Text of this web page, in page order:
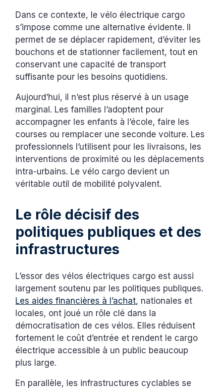
Dans ce contexte, le vélo électrique cargo
s’impose comme une alternative évidente. Il
permet de se déplacer rapidement, d’éviter les
bouchons et de stationner facilement, tout en
conservant une capacité de transport
suffisante pour les besoins quotidiens.
Aujourd’hui, il n’est plus réservé à un usage
marginal. Les familles l’adoptent pour
accompagner les enfants à l’école, faire les
courses ou remplacer une seconde voiture. Les
professionnels l’utilisent pour les livraisons, les
interventions de proximité ou les déplacements
intra-urbains. Le vélo cargo devient un
véritable outil de mobilité polyvalent.
Le rôle décisif des
politiques publiques et des
infrastructures
L’essor des vélos électriques cargo est aussi
largement soutenu par les politiques publiques.
Les aides financières à l’achat, nationales et
locales, ont joué un rôle clé dans la
démocratisation de ces vélos. Elles réduisent
fortement le coût d’entrée et rendent le cargo
électrique accessible à un public beaucoup
plus large.
En parallèle, les infrastructures cyclables se